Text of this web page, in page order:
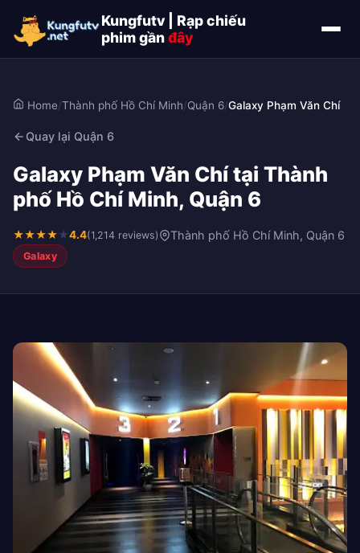
Kungfutv | Rạp chiếu
phim gầnđây
Home/Thành phố Hồ Chí Minh/Quận 6/Galaxy Phạm Văn Chí
Quay lại Quận 6
Galaxy Phạm Văn Chí tại Thành
phố Hồ Chí Minh, Quận 6
★★★★★4.4(1,214 reviews) Thành phố Hồ Chí Minh, Quận 6
Galaxy